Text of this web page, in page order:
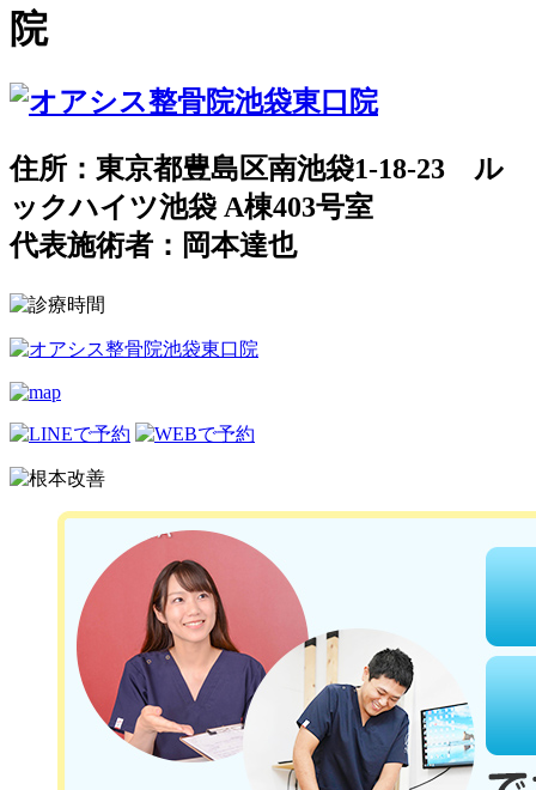
院
住所：東京都豊島区南池袋1-18-23 ル
ックハイツ池袋 A棟403号室
代表施術者：岡本達也